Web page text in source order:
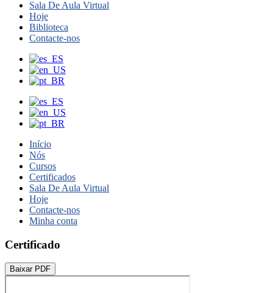
Sala De Aula Virtual
Hoje
Biblioteca
Contacte-nos
Início
Nós
Cursos
Certificados
Sala De Aula Virtual
Hoje
Contacte-nos
Minha conta
Certificado
Baixar PDF